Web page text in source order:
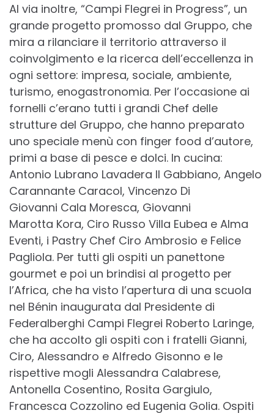
Al via inoltre, “Campi Flegrei in Progress”, un
grande progetto promosso dal Gruppo, che
mira a rilanciare il territorio attraverso il
coinvolgimento e la ricerca dell’eccellenza in
ogni settore: impresa, sociale, ambiente,
turismo, enogastronomia. Per l’occasione ai
fornelli c’erano tutti i grandi Chef delle
strutture del Gruppo, che hanno preparato
uno speciale menù con finger food d’autore,
primi a base di pesce e dolci. In cucina:
Antonio Lubrano Lavadera Il Gabbiano, Angelo
Carannante Caracol, Vincenzo Di
Giovanni Cala Moresca, Giovanni
Marotta Kora, Ciro Russo Villa Eubea e Alma
Eventi, i Pastry Chef Ciro Ambrosio e Felice
Pagliola. Per tutti gli ospiti un panettone
gourmet e poi un brindisi al progetto per
l’Africa, che ha visto l’apertura di una scuola
nel Bénin inaugurata dal Presidente di
Federalberghi Campi Flegrei Roberto Laringe,
che ha accolto gli ospiti con i fratelli Gianni,
Ciro, Alessandro e Alfredo Gisonno e le
rispettive mogli Alessandra Calabrese,
Antonella Cosentino, Rosita Gargiulo,
Francesca Cozzolino ed Eugenia Golia. Ospiti